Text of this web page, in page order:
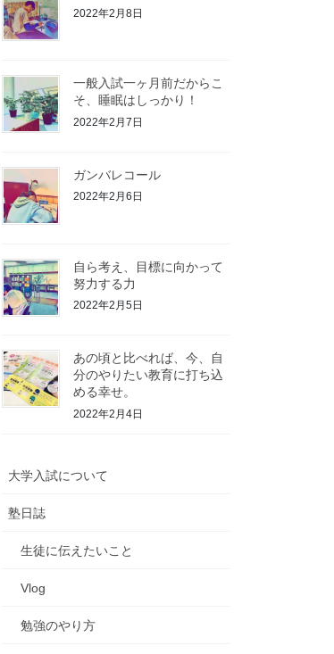
2022年2月8日
一般入試一ヶ月前だからこ
そ、睡眠はしっかり！
2022年2月7日
ガンバレコール
2022年2月6日
自ら考え、目標に向かって
努力する力
2022年2月5日
あの頃と比べれば、今、自
分のやりたい教育に打ち込
める幸せ。
2022年2月4日
大学入試について
塾日誌
生徒に伝えたいこと
Vlog
勉強のやり方